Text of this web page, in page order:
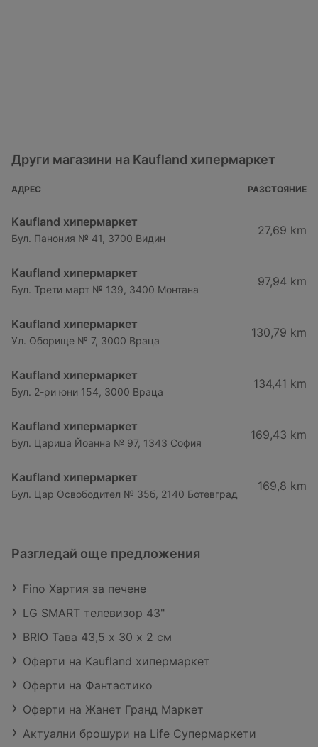
Други магазини на Kaufland хипермаркет
АДРЕС РАЗСТОЯНИЕ
Kaufland хипермаркет
Бул. Панония № 41, 3700 Видин
27,69 km
Kaufland хипермаркет
Бул. Трети март № 139, 3400 Монтана
97,94 km
Kaufland хипермаркет
Ул. Оборище № 7, 3000 Враца
130,79 km
Kaufland хипермаркет
Бул. 2-ри юни 154, 3000 Враца
134,41 km
Kaufland хипермаркет
Бул. Царица Йоанна № 97, 1343 София
169,43 km
Kaufland хипермаркет
Бул. Цар Освободител № 35б, 2140 Ботевград
169,8 km
Разгледай още предложения
Fino Хартия за печене
LG SMART телевизор 43"
BRIO Тава 43,5 х 30 х 2 см
Оферти на Kaufland хипермаркет
Оферти на Фантастико
Оферти на Жанет Гранд Маркет
Актуални брошури на Life Супермаркети